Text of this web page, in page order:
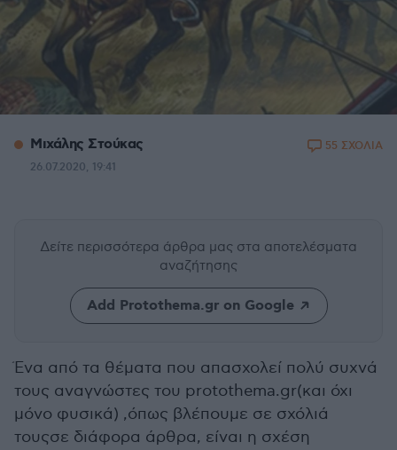
Μιχάλης Στούκας
26.07.2020, 19:41
55 ΣΧΟΛΙΑ
Δείτε περισσότερα άρθρα μας στα αποτελέσματα
αναζήτησης
Add Protothema.gr on Google
Ένα από τα θέματα που απασχολεί πολύ συχνά
τους αναγνώστες του protothema.gr(και όχι
μόνο φυσικά) ,όπως βλέπουμε σε σχόλιά
τουςσε διάφορα άρθρα, είναι η σχέση